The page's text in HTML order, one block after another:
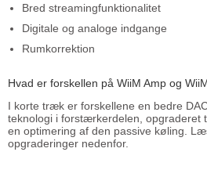
Bred streamingfunktionalitet
Digitale og analoge indgange
Rumkorrektion
Hvad er forskellen på WiiM Amp og
I korte træk er forskellene en bedre
teknologi i forstærkerdelen, opgraderet
en optimering af den passive køling.
opgraderinger nedenfor.